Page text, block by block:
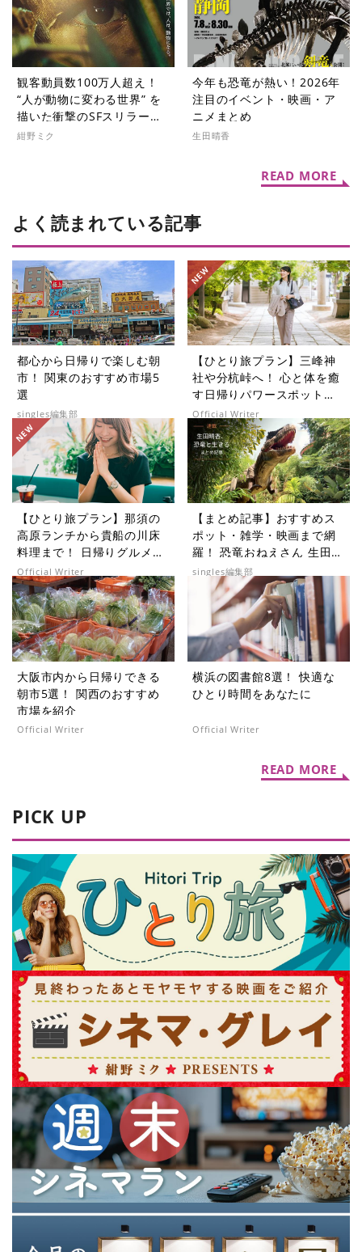
観客動員数100万人超え！
“人が動物に変わる世界” を
描いた衝撃のSFスリラー
『動物界』【シネマ・グレ
紺野ミク
今年も恐竜が熱い！2026年
注目のイベント・映画・ア
ニメまとめ
生田晴香
READ MORE
よく読まれている記事
都心から日帰りで楽しむ朝
市！ 関東のおすすめ市場5
選
singles編集部
【ひとり旅プラン】三峰神
社や分杭峠へ！ 心と体を癒
す日帰りパワースポットツ
アー5選
Official Writer
【ひとり旅プラン】那須の
高原ランチから貴船の川床
料理まで！ 日帰りグルメ旅
5選
Official Writer
【まとめ記事】おすすめス
ポット・雑学・映画まで網
羅！ 恐竜おねえさん 生田晴
香の恐竜コラム9選
singles編集部
大阪市内から日帰りできる
朝市5選！ 関西のおすすめ
市場を紹介
Official Writer
横浜の図書館8選！ 快適な
ひとり時間をあなたに
Official Writer
READ MORE
PICK UP